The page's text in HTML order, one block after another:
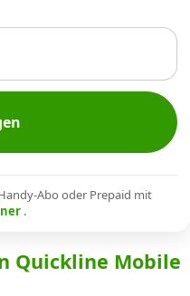
oder
Abo oder Prepaid mit
.
Quickline Mobile